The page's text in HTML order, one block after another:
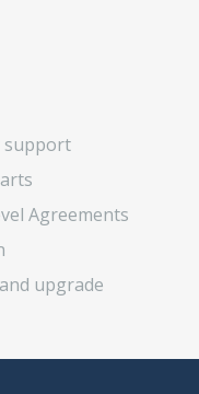
support
Agreements
upgrade